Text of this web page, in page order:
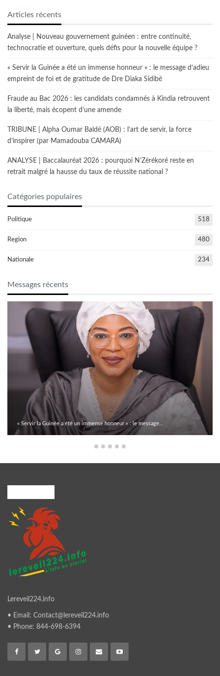
Articles récents
Analyse | Nouveau gouvernement guinéen : entre continuité,
technocratie et ouverture, quels défis pour la nouvelle équipe ?
« Servir la Guinée a été un immense honneur » : le message d’adieu
empreint de foi et de gratitude de Dre Diaka Sidibé
Fraude au Bac 2026 : les candidats condamnés à Kindia retrouvent
la liberté, mais écopent d’une amende
TRIBUNE | Alpha Oumar Baldé (AOB) : l’art de servir, la force
d’inspirer (par Mamadouba CAMARA)
ANALYSE | Baccalauréat 2026 : pourquoi N’Zérékoré reste en
retrait malgré la hausse du taux de réussite national ?
Catégories populaires
Politique 518
Region 480
Nationale 234
Messages récents
« Servir la Guinée a été un immense honneur » : le message…
Lereveil224.info
• Email: Contact@lereveil224.info
• Phone: 844-698-6394